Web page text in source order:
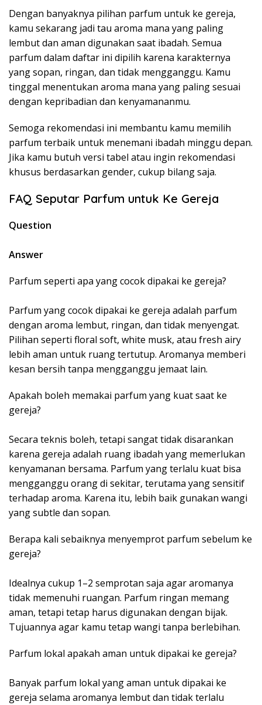
Dengan banyaknya pilihan parfum untuk ke gereja,
kamu sekarang jadi tau aroma mana yang paling
lembut dan aman digunakan saat ibadah. Semua
parfum dalam daftar ini dipilih karena karakternya
yang sopan, ringan, dan tidak mengganggu. Kamu
tinggal menentukan aroma mana yang paling sesuai
dengan kepribadian dan kenyamananmu.
Semoga rekomendasi ini membantu kamu memilih
parfum terbaik untuk menemani ibadah minggu depan.
Jika kamu butuh versi tabel atau ingin rekomendasi
khusus berdasarkan gender, cukup bilang saja.
FAQ Seputar Parfum untuk Ke Gereja
Question
Answer
Parfum seperti apa yang cocok dipakai ke gereja?
Parfum yang cocok dipakai ke gereja adalah parfum
dengan aroma lembut, ringan, dan tidak menyengat.
Pilihan seperti floral soft, white musk, atau fresh airy
lebih aman untuk ruang tertutup. Aromanya memberi
kesan bersih tanpa mengganggu jemaat lain.
Apakah boleh memakai parfum yang kuat saat ke
gereja?
Secara teknis boleh, tetapi sangat tidak disarankan
karena gereja adalah ruang ibadah yang memerlukan
kenyamanan bersama. Parfum yang terlalu kuat bisa
mengganggu orang di sekitar, terutama yang sensitif
terhadap aroma. Karena itu, lebih baik gunakan wangi
yang subtle dan sopan.
Berapa kali sebaiknya menyemprot parfum sebelum ke
gereja?
Idealnya cukup 1–2 semprotan saja agar aromanya
tidak memenuhi ruangan. Parfum ringan memang
aman, tetapi tetap harus digunakan dengan bijak.
Tujuannya agar kamu tetap wangi tanpa berlebihan.
Parfum lokal apakah aman untuk dipakai ke gereja?
Banyak parfum lokal yang aman untuk dipakai ke
gereja selama aromanya lembut dan tidak terlalu